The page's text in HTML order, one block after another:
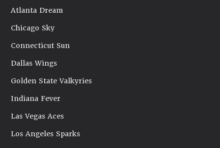
Atlanta Dream
Chicago Sky
Connecticut Sun
Dallas Wings
Golden State Valkyries
Indiana Fever
Las Vegas Aces
Los Angeles Sparks